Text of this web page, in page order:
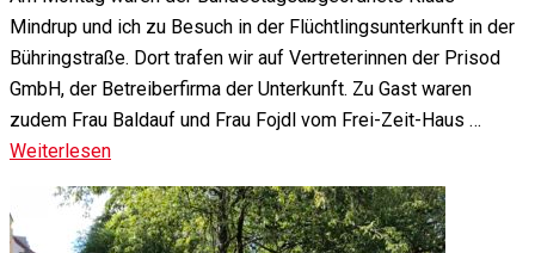
Mindrup und ich zu Besuch in der Flüchtlingsunterkunft in der
Bühringstraße. Dort trafen wir auf Vertreterinnen der Prisod
GmbH, der Betreiberfirma der Unterkunft. Zu Gast waren
zudem Frau Baldauf und Frau Fojdl vom Frei-Zeit-Haus …
Weiterlesen